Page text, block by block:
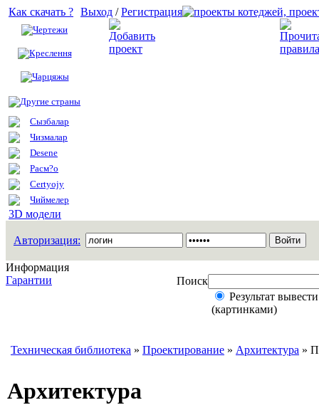
Как скачать ?
Чертежи
Креслення
Чарцяжы
Другие страны
Сызбалар
Чизмалар
Desene
Расм?о
Certyojy
Чиймелер
3D модели
Выход /Регистрация
Авторизация:
Информация
Гарантии
Поиск
Результат
(картинками)
Техническая библиотека » Проектирование » Архитектура »
Архитектура